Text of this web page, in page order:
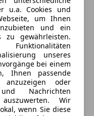
u.a. Cookies und
um Ihnen
und ein
zu gewährleisten.
unseres
bei einem
Ihnen passende
oder
Nachrichten
Wir
wenn Sie diese